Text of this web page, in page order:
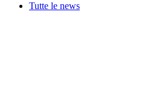
Tutte le news